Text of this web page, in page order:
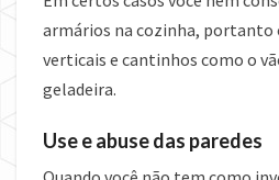
armários na cozinha, portanto
verticais e cantinhos como o
geladeira.
Use e abuse das paredes